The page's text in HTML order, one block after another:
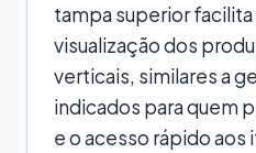
tampa superior facilita
visualização dos
verticais, similares a
indicados para quem
e o acesso rápido aos